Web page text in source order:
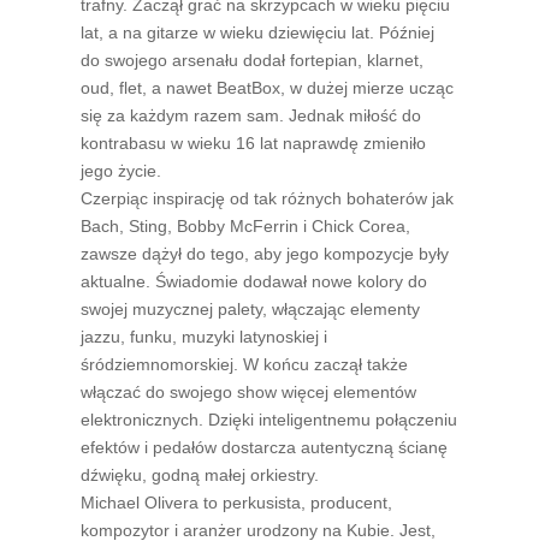
trafny. Zaczął grać na skrzypcach w wieku pięciu
lat, a na gitarze w wieku dziewięciu lat. Później
do swojego arsenału dodał fortepian, klarnet,
oud, flet, a nawet BeatBox, w dużej mierze ucząc
się za każdym razem sam. Jednak miłość do
kontrabasu w wieku 16 lat naprawdę zmieniło
jego życie.
Czerpiąc inspirację od tak różnych bohaterów jak
Bach, Sting, Bobby McFerrin i Chick Corea,
zawsze dążył do tego, aby jego kompozycje były
aktualne. Świadomie dodawał nowe kolory do
swojej muzycznej palety, włączając elementy
jazzu, funku, muzyki latynoskiej i
śródziemnomorskiej. W końcu zaczął także
włączać do swojego show więcej elementów
elektronicznych. Dzięki inteligentnemu połączeniu
efektów i pedałów dostarcza autentyczną ścianę
dźwięku, godną małej orkiestry.
Michael Olivera to perkusista, producent,
kompozytor i aranżer urodzony na Kubie. Jest,